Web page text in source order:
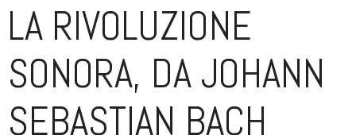
LA RIVOLUZIONE
SONORA, DA JOHANN
SEBASTIAN BACH